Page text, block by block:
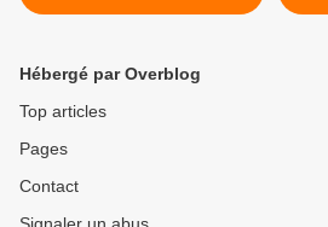
GO29-17BUDGET
Hébergé par Overblog
Top articles
Pages
Contact